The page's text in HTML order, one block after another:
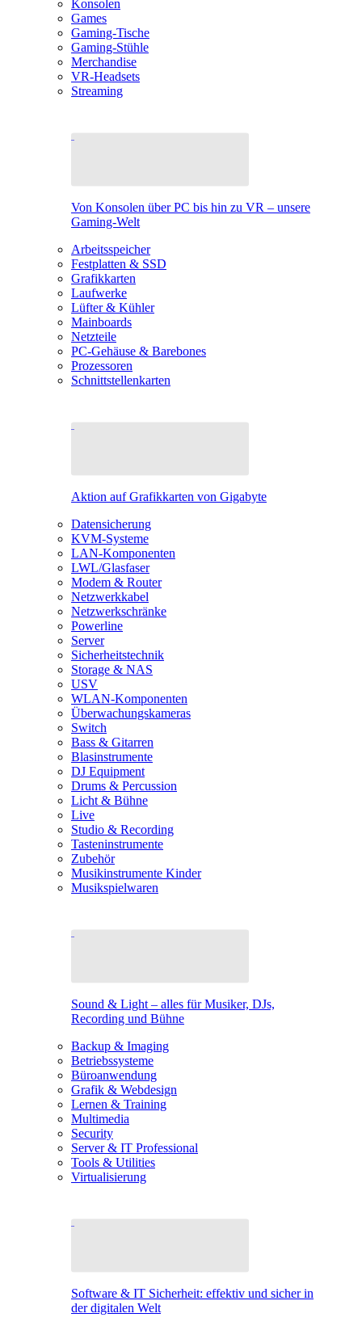
Konsolen
Games
Gaming-Tische
Gaming-Stühle
Merchandise
VR-Headsets
Streaming
Von Konsolen über PC bis hin zu VR – unsere
Gaming-Welt
Arbeitsspeicher
Festplatten & SSD
Grafikkarten
Laufwerke
Lüfter & Kühler
Mainboards
Netzteile
PC-Gehäuse & Barebones
Prozessoren
Schnittstellenkarten
Aktion auf Grafikkarten von Gigabyte
Datensicherung
KVM-Systeme
LAN-Komponenten
LWL/Glasfaser
Modem & Router
Netzwerkkabel
Netzwerkschränke
Powerline
Server
Sicherheitstechnik
Storage & NAS
USV
WLAN-Komponenten
Überwachungskameras
Switch
Bass & Gitarren
Blasinstrumente
DJ Equipment
Drums & Percussion
Licht & Bühne
Live
Studio & Recording
Tasteninstrumente
Zubehör
Musikinstrumente Kinder
Musikspielwaren
Sound & Light – alles für Musiker, DJs,
Recording und Bühne
Backup & Imaging
Betriebssysteme
Büroanwendung
Grafik & Webdesign
Lernen & Training
Multimedia
Security
Server & IT Professional
Tools & Utilities
Virtualisierung
Software & IT Sicherheit: effektiv und sicher in
der digitalen Welt